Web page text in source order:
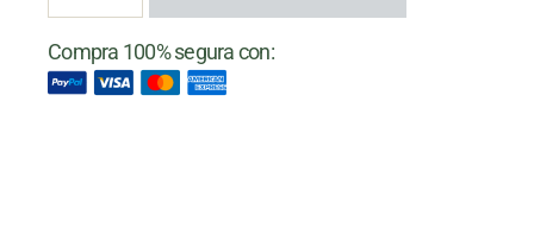
Compra 100% segura con: